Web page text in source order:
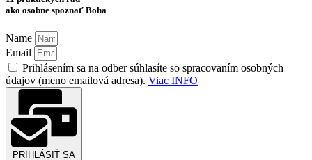
ako osobne spoznať Boha
Name
Email
Prihlásením sa na odber súhlasíte so spracovaním osobných
údajov (meno emailová adresa). Viac INFO
PRIHLÁSIŤ SA